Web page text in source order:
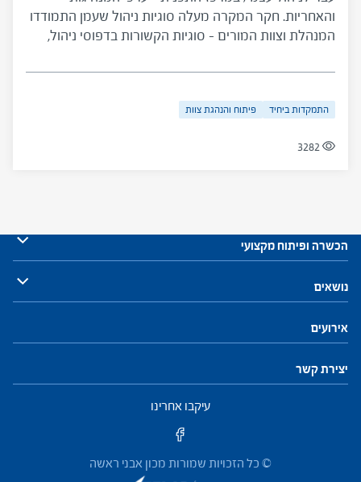
והאחריות. חקר המקרה מעלה סוגיות ניהול שעמן התמודדו
המנהלת וצוות המורים – סוגיות הקשורות בדפוסי ניהול,
תרבות הניהול של בית הספר ומידת האפקטיביות של
התמקדות ביחיד פיתוח והנהגת צוות
3282
הכשרה ופיתוח מקצועי
התוכנית להכשרת מנהלי בתי ספר
פיתוח מקצועי למנהלים ולמנהלות
פיתוח מקצועי למפקחים ולמפקחות
נושאים
התמקדות ביחיד
אירועים
יצירת קשר
עיקבו אחרינו
© כל הזכויות שמורות מכון אבני ראשה